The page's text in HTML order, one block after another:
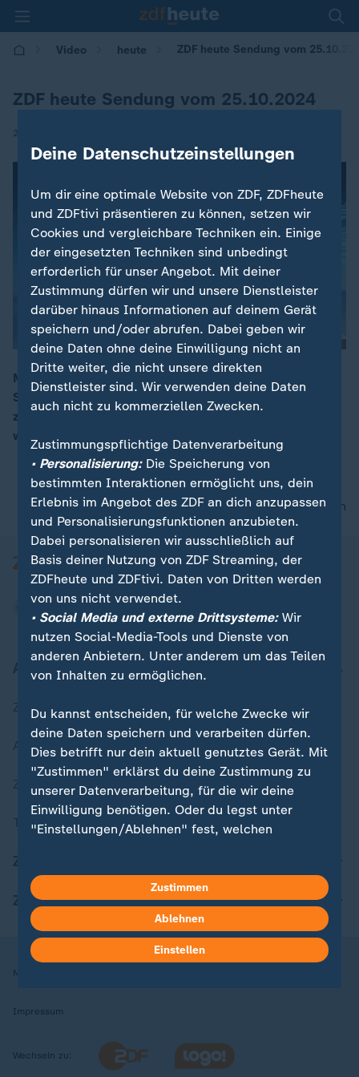
Video heute ZDF heute Sendung vom
ZDF heute Sendung vom 25.10.2024
25.10.2024 | 17:00
00:15
Mit folgenden Themen: Ergebnisse der
Steuerschätzung; Indien will mit Deutschland
zusammenarbeiten ; Elon Musk unterstützt Trump;
weiteren Nachrichten und dem Wetter.
nach oben
Aktuell bei ZDFheute
Zuletzt veröffentlicht
Aktuelle Sendungs-Videos
ZDFheute Stories
Themen im Überblick
ZDFheute Apps
Nutzungsbedingungen
Impressum
Wechseln zu:
Deine Datenschutzeinstellungen
Um dir eine optimale Website von ZDF, ZDFheute
und ZDFtivi präsentieren zu können, setzen wir
Cookies und vergleichbare Techniken ein. Einige
der eingesetzten Techniken sind unbedingt
erforderlich für unser Angebot. Mit deiner
Zustimmung dürfen wir und unsere Dienstleister
darüber hinaus Informationen auf deinem Gerät
speichern und/oder abrufen. Dabei geben wir
deine Daten ohne deine Einwilligung nicht an
Dritte weiter, die nicht unsere direkten
Dienstleister sind. Wir verwenden deine Daten
auch nicht zu kommerziellen Zwecken.
Zustimmungspflichtige Datenverarbeitung
• Personalisierung:Die Speicherung von
bestimmten Interaktionen ermöglicht uns, dein
Erlebnis im Angebot des ZDF an dich anzupassen
und Personalisierungsfunktionen anzubieten.
Dabei personalisieren wir ausschließlich auf
Basis deiner Nutzung von ZDF Streaming, der
ZDFheute und ZDFtivi. Daten von Dritten werden
von uns nicht verwendet.
• Social Media und externe Drittsysteme:Wir
nutzen Social-Media-Tools und Dienste von
anderen Anbietern. Unter anderem um das Teilen
von Inhalten zu ermöglichen.
Du kannst entscheiden, für welche Zwecke wir
deine Daten speichern und verarbeiten dürfen.
Dies betrifft nur dein aktuell genutztes Gerät. Mit
"Zustimmen" erklärst du deine Zustimmung zu
unserer Datenverarbeitung, für die wir deine
Einwilligung benötigen. Oder du legst unter
"Einstellungen/Ablehnen" fest, welchen
kannst du jederzeit mit Wirkung für die Zukunft
in deinen Einstellungen widerrufen oder ändern.
Hier findest du das Impressum.
Weitere Informationen findest du in unserer
Zustimmen
Ablehnen
Einstellen